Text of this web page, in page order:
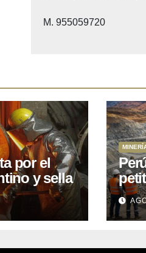
M. 955059720
por el
y sella
Kobrea
mil